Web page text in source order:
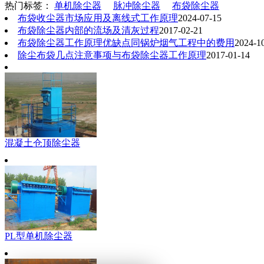
热门标签： 单机除尘器 脉冲除尘器
布袋除尘器
布袋收尘器市场应用及离线式工作原理2024-07-15
布袋除尘器内部的流场及清灰过程2017-02-21
布袋除尘器工作原理优缺点同锅炉烟气工程中的费用 2024-
除尘布袋几点注意事项与布袋除尘器工作原理2017-01-14
混凝土仓顶除尘器
PL型单机除尘器